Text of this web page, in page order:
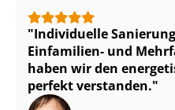
Individuelle
Einfamilien- und
haben wir den
perfekt verstanden.